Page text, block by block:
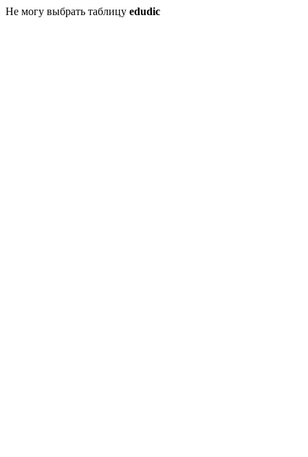
Не могу выбрать таблицу edudic